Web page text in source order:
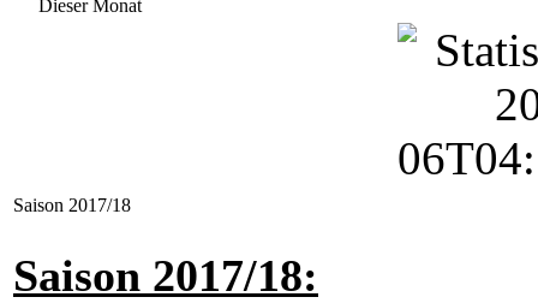
Dieser Monat
Saison 2017/18
Saison 2017/18: